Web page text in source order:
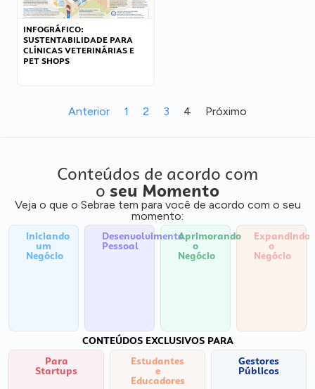
INFOGRÁFICO:
SUSTENTABILIDADE PARA
CLÍNICAS VETERINÁRIAS E
PET SHOPS
Anterior 1 2 3 4 Próximo
Conteúdos de acordo com
o seu Momento
Veja o que o Sebrae tem para você de acordo com o seu
momento:
Iniciando
um
Negócio
Desenvolvimento
Pessoal
Aprimorando
o
Negócio
Expandindo
o
Negócio
CONTEÚDOS EXCLUSIVOS PARA
Para
Startups
Estudantes
e
Educadores
Gestores
Públicos